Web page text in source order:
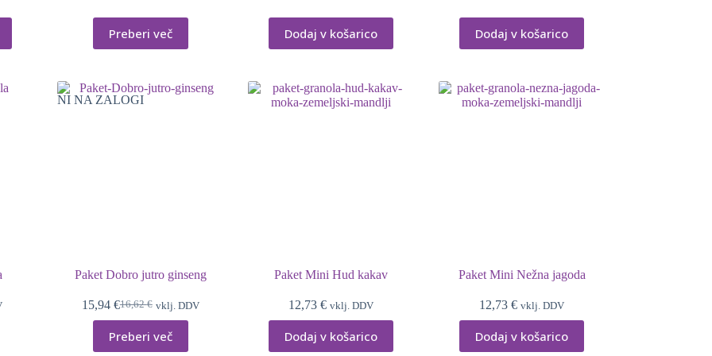
Preberi več Dodaj v košarico Dodaj v košarico
NI NA ZALOGI
Paket Dobro jutro ginseng
16,62€
Izvirna
cena
je
15,94 €Trenutna
cena
je:
vklj. DDV
Preberi več
Paket Mini Hud kakav
12,73€ vklj. DDV
Dodaj v košarico
Paket Mini Nežna jagoda
12,73€ vklj. DDV
Dodaj v košarico